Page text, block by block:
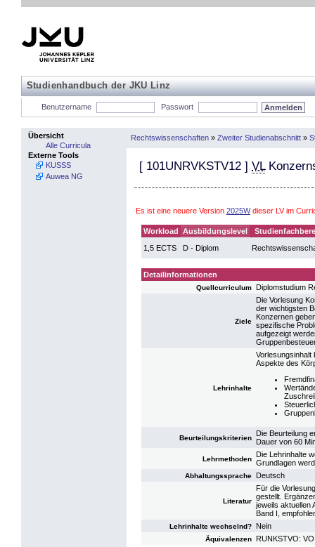
Studienhandbuch der JKU Linz
Benutzername Passwort
Übersicht
Alle Curricula
Externe Tools
KUSSS
Auwea NG
Rechtswissenschaften » Zweiter Studienabschnitt »
[ 101UNRVKSTV12 ] VL
Es ist eine neuere Version 2025Wdieser LV im
Workload Ausbildungslevel
1,5 ECTS
D - Diplom
Detailinformationen
Quellcurriculum Diplomstudium
Ziele
Die Vorlesung
der wichtigsten
Konzernen
spezifische
aufgezeigt
Lehrinhalte
Vorlesungsinhalt
Aspekte des
Beurteilungskriterien
Die Beurteilung
Dauer von 60
Lehrmethoden
Die Lehrinhalte
Grundlagen
Abhaltungssprache Deutsch
Literatur
Für die
gestellt.
jeweils aktuellen
Band I,
Lehrinhalte wechselnd? Nein
Äquivalenzen RUNKSTVO: